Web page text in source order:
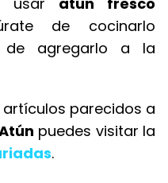
de cocinarlo
de agregarlo a la
parecidos a
puedes visitar la
.